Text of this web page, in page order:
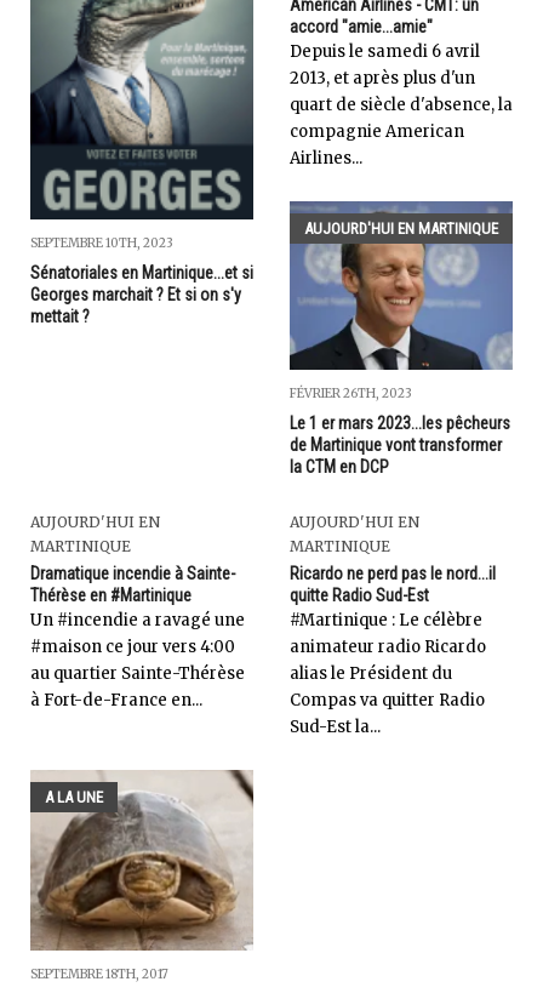
SEPTEMBRE 10TH, 2023
Sénatoriales en Martinique...et si
Georges marchait ? Et si on s'y
mettait ?
American Airlines - CMT: un
accord "amie...amie"
Depuis le samedi 6 avril
2013, et après plus d'un
quart de siècle d'absence, la
compagnie American
Airlines...
AUJOURD'HUI EN MARTINIQUE
FÉVRIER 26TH, 2023
Le 1 er mars 2023...les pêcheurs
de Martinique vont transformer
la CTM en DCP
AUJOURD'HUI EN
MARTINIQUE
Dramatique incendie à Sainte-
Thérèse en #Martinique
Un #incendie a ravagé une
#maison ce jour vers 4:00
au quartier Sainte-Thérèse
à Fort-de-France en...
AUJOURD'HUI EN
MARTINIQUE
Ricardo ne perd pas le nord...il
quitte Radio Sud-Est
#Martinique : Le célèbre
animateur radio Ricardo
alias le Président du
Compas va quitter Radio
Sud-Est la...
A LA UNE
SEPTEMBRE 18TH, 2017